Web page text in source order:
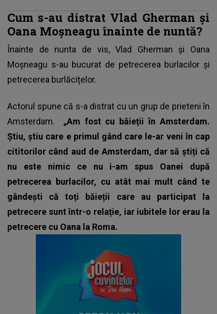
Cum s-au distrat Vlad Gherman și
Oana Moșneagu înainte de nuntă?
Înainte de nunta de vis,Vlad Gherman și Oana
Moșneagu s-au bucurat de petrecerea burlacilor și
petrecerea burlăcițelor.
Actorul spune că s-a distrat cu un grup de prieteni în
Amsterdam. „Am fost cu băieții în Amsterdam.
Știu, știu care e primul gând care le-ar veni în cap
cititorilor când aud de Amsterdam, dar să știți că
nu este nimic ce nu i-am spus Oanei după
petrecerea burlacilor, cu atât mai mult când te
gândești că toți băieții care au participat la
petrecere sunt într-o relație, iar iubitele lor erau la
petrecere cu Oana la Roma.